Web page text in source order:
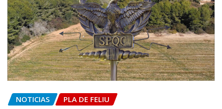
NOTICIAS PLA DE FELIU